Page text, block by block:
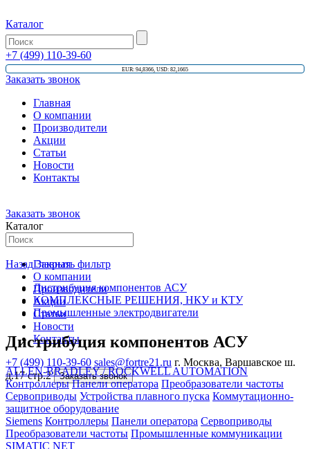
Каталог
+7 (499) 110-39-60
EUR: 94,8366, USD: 82,1665
Заказать звонок
Главная
О компании
Производители
Акции
Статьи
Новости
Контакты
Заказать звонок
Каталог
Главная
О компании
Производители
Акции
Статьи
Новости
Контакты
+7 (499) 110-39-60 sales@fortre21.ru г. Москва, Варшавское ш.
д.17 стр.2
Заказать звонок
Назад Закрыть фильтр
Дистрибуция компонентов АСУ
КОМПЛЕКСНЫЕ РЕШЕНИЯ, НКУ и КТУ
Промышленные электродвигатели
Дистрибуция компонентов АСУ
ALLEN-BRADLEY / ROCKWELL AUTOMATION
Контроллеры Панели оператора Преобразователи частоты
Сервоприводы Устройства плавного пуска Коммутационно-
защитное оборудование
Siemens Контроллеры Панели оператора Сервоприводы
Преобразователи частоты Промышленные коммуникации
SIMATIC NET